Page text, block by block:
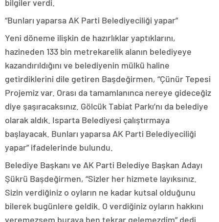
bilgiler verdi.
“Bunları yaparsa AK Parti Belediyeciliği yapar”
Yeni döneme ilişkin de hazırlıklar yaptıklarını,
hazineden 133 bin metrekarelik alanın belediyeye
kazandırıldığını ve belediyenin mülkü haline
getirdiklerini dile getiren Başdeğirmen, “Çünür Tepesi
Projemiz var. Orası da tamamlanınca nereye gideceğiz
diye şaşıracaksınız. Gölcük Tabiat Parkı’nı da belediye
olarak aldık. Isparta Belediyesi çalıştırmaya
başlayacak. Bunları yaparsa AK Parti Belediyeciliği
yapar” ifadelerinde bulundu.
Belediye Başkanı ve AK Parti Belediye Başkan Adayı
Şükrü Başdeğirmen, “Sizler her hizmete layıksınız.
Sizin verdiğiniz o oyların ne kadar kutsal olduğunu
bilerek bugünlere geldik. O verdiğiniz oyların hakkını
veremezsem buraya ben tekrar gelemezdim” dedi.